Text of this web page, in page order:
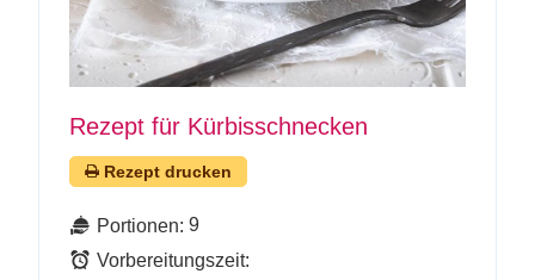
Rezept für Kürbisschnecken
Rezept drucken
Portionen: 9
Vorbereitungszeit: